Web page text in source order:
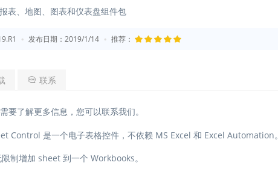
表、地图、图表和仪表盘组件包
发布日期：2019/1/14 推荐：
联系
要了解更多信息，您可以联系我们。
Control 是一个电子表格控件，不依赖 MS Excel 和 Excel Automation。
制增加 sheet 到一个 Workbooks。